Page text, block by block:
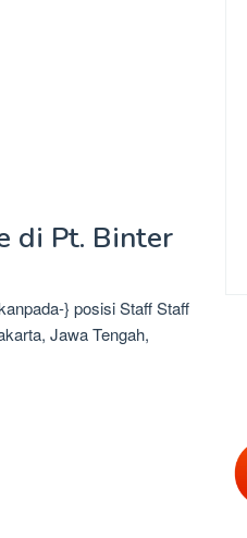
di Pt. Binter
} posisi Staff Staff
Jawa Tengah,